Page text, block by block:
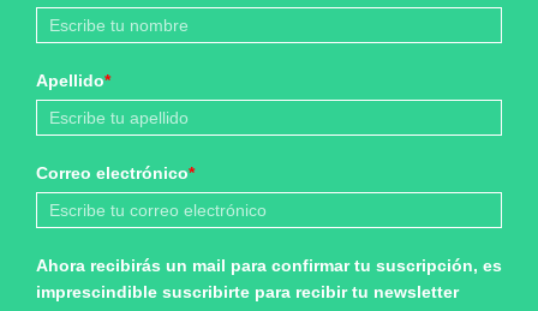
Apellido*
Correo electrónico*
Ahora recibirás un mail para confirmar tu suscripción, es
imprescindible suscribirte para recibir tu newsletter